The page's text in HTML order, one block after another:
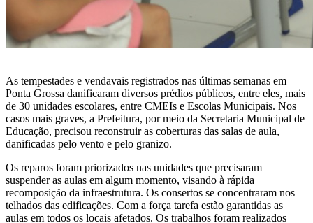
As tempestades e vendavais registrados nas últimas semanas em
Ponta Grossa danificaram diversos prédios públicos, entre eles, mais
de 30 unidades escolares, entre CMEIs e Escolas Municipais. Nos
casos mais graves, a Prefeitura, por meio da Secretaria Municipal de
Educação, precisou reconstruir as coberturas das salas de aula,
danificadas pelo vento e pelo granizo.
Os reparos foram priorizados nas unidades que precisaram
suspender as aulas em algum momento, visando à rápida
recomposição da infraestrutura. Os consertos se concentraram nos
telhados das edificações. Com a força tarefa estão garantidas as
aulas em todos os locais afetados. Os trabalhos foram realizados